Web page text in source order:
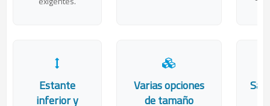
Estante
inferior y
Varias opciones
de tamaño